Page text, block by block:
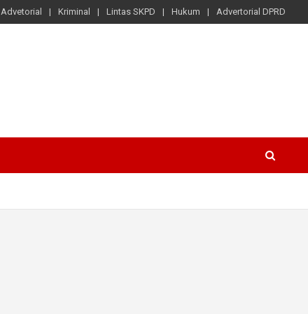
Advetorial Kriminal Lintas SKPD Hukum Advertorial DPRD